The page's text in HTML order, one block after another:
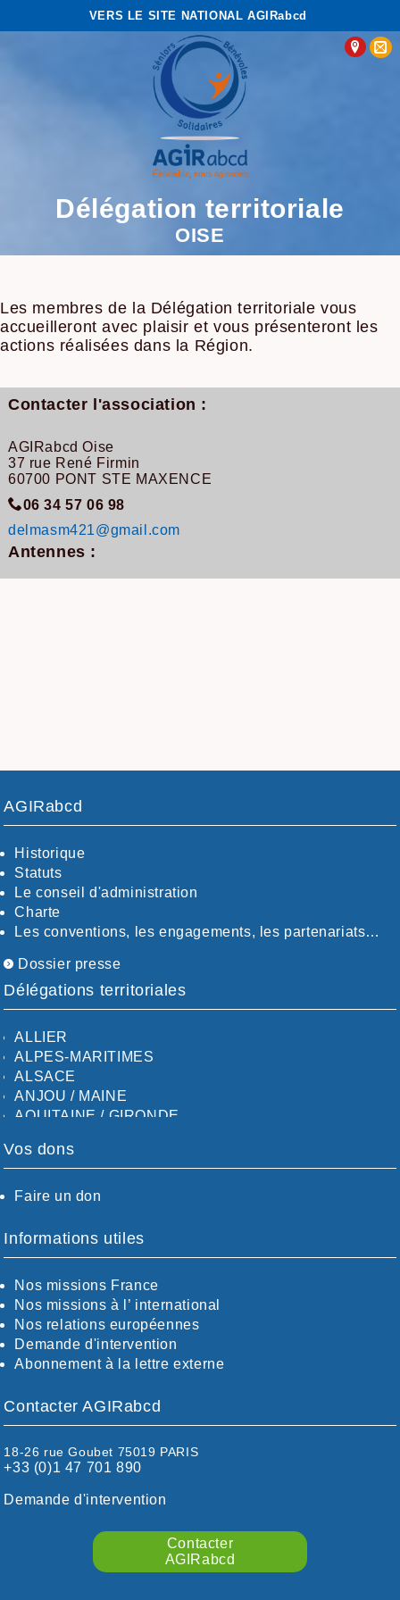
VERS LE SITE NATIONAL AGIRabcd
Délégation territoriale
OISE
Les membres de la Délégation territoriale vous
accueilleront avec plaisir et vous présenteront les
actions réalisées dans la Région.
Contacter l'association :
AGIRabcd Oise
37 rue René Firmin
60700 PONT STE MAXENCE
06 34 57 06 98
delmasm421@gmail.com
Antennes :
AGIRabcd
Historique
Statuts
Le conseil d'administration
Charte
Les conventions, les engagements, les partenariats…
Dossier presse
Délégations territoriales
ALLIER
ALPES-MARITIMES
ALSACE
ANJOU / MAINE
AQUITAINE / GIRONDE
AUDE
CALVADOS-ORNE
CHARENTE-MARITIME
DORDOGNE
DRÖME / ARDÈCHE
ESSONNE
EURE-ET-LOIR
EURE/SEINE-MARITIME
GARD
HAUTE-GARONNE
HAUTES-PYRÉNÉES
HÉRAULT
ISÈRE
LOIRE / OCÉAN
Vos dons
Faire un don
Informations utiles
Nos missions France
Nos missions à l’ international
Nos relations européennes
Demande d'intervention
Abonnement à la lettre externe
Contacter AGIRabcd
18-26 rue Goubet 75019 PARIS
+33 (0)1 47 701 890
Demande d'intervention
Contacter
AGIRabcd